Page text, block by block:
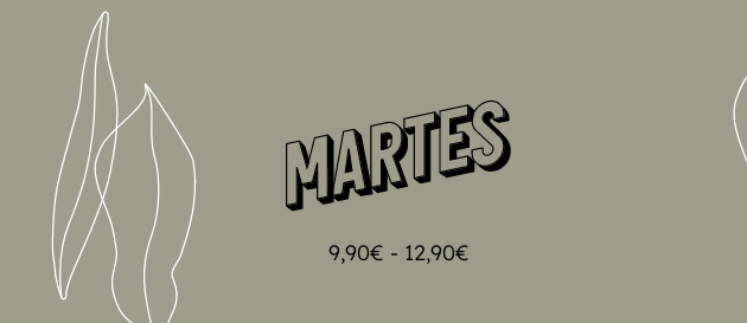
9,90€ - 12,90€
CERRADOS POR VACACIONES 🏖️
NOS VEMOS EL 31 DE AGOSTO